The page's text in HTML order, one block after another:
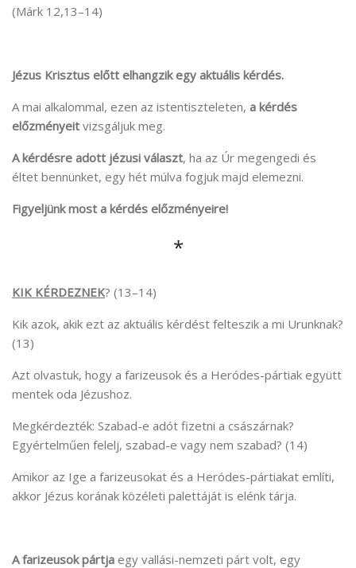
(Márk 12,13–14)
Jézus Krisztus előtt elhangzik egy aktuális kérdés.
A mai alkalommal, ezen az istentiszteleten, a kérdés
előzményeit vizsgáljuk meg.
A kérdésre adott jézusi választ, ha az Úr megengedi és
éltet bennünket, egy hét múlva fogjuk majd elemezni.
Figyeljünk most a kérdés előzményeire!
*
KIK KÉRDEZNEK? (13–14)
Kik azok, akik ezt az aktuális kérdést felteszik a mi Urunknak?
(13)
Azt olvastuk, hogy a farizeusok és a Heródes-pártiak együtt
mentek oda Jézushoz.
Megkérdezték: Szabad-e adót fizetni a császárnak?
Egyértelműen felelj, szabad-e vagy nem szabad? (14)
Amikor az Ige a farizeusokat és a Heródes-pártiakat említi,
akkor Jézus korának közéleti palettáját is elénk tárja.
A farizeusok pártja egy vallási-nemzeti párt volt, egy